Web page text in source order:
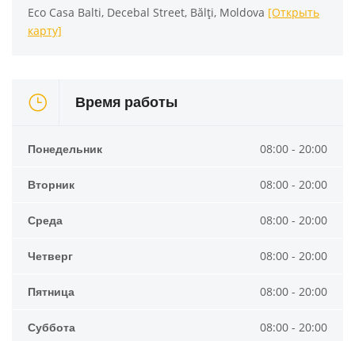
Eco Casa Balti, Decebal Street, Bălți, Moldova [Открыть
карту]
Время работы
Понедельник 08:00 - 20:00
Вторник 08:00 - 20:00
Среда 08:00 - 20:00
Четверг 08:00 - 20:00
Пятница 08:00 - 20:00
Суббота 08:00 - 20:00